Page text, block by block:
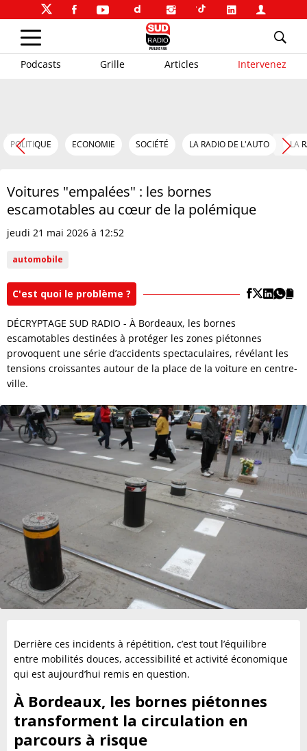
Podcasts Grille Articles Intervenez
POLITIQUE ECONOMIE SOCIÉTÉ LA RADIO DE L'AUTO LA
Voitures "empalées" : les bornes
escamotables au cœur de la polémique
jeudi 21 mai 2026 à 12:52
automobile
C'est quoi le problème ?
DÉCRYPTAGE SUD RADIO - À Bordeaux, les bornes
escamotables destinées à protéger les zones piétonnes
provoquent une série d’accidents spectaculaires, révélant les
tensions croissantes autour de la place de la voiture en centre-
ville.
Derrière ces incidents à répétition, c’est tout l’équilibre
entre mobilités douces, accessibilité et activité économique
qui est aujourd’hui remis en question.
À Bordeaux, les bornes piétonnes
transforment la circulation en
parcours à risque